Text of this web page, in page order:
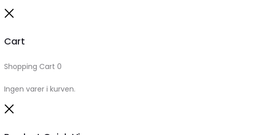
Cart
Shopping Cart 0
Ingen varer i kurven.